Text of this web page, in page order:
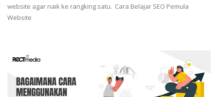
website agar naik ke rangking satu. Cara Belajar SEO Pemula
Website